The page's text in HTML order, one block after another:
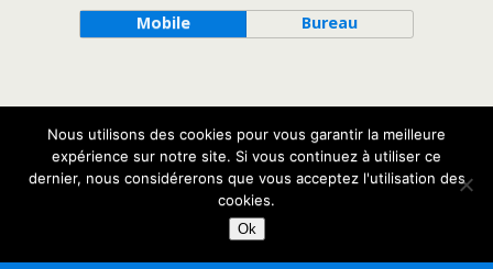
Mobile Bureau
Nous utilisons des cookies pour vous garantir la meilleure
expérience sur notre site. Si vous continuez à utiliser ce
dernier, nous considérerons que vous acceptez l'utilisation des
cookies.
Ok